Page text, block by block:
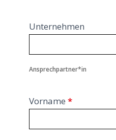
Unternehmen
Ansprechpartner*in
Vorname *